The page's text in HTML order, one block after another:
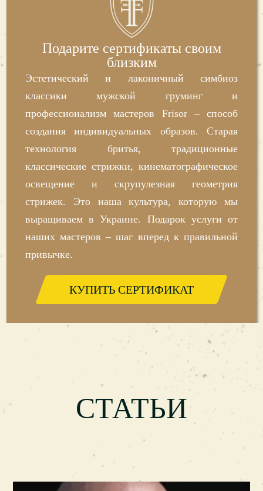
самом заведении остается очень приятная
атмосфера непринужденности. К каждому
мастеру можно обращаться на “ты”, ожидая в
ответ уважительного общения с улыбкой. Это
очень важно. Ведь по философии бренда
Frisor гости приходят не просто на стрижку в
профессиональному мастеру. Все мастера
знают своих клиентов и дорожат своей
репутацией.
Многие посетители приходят в
парикмахерскую Frisor в Запорожье, даже не
зная собственных предпочтений. Однако
стрижку с учетом формы головы,
других факторов. А еще они научат
правильно следить за волосами и бородой,
используя качественные уходовые средства.
Как записаться на стрижку в
барбершоп Запорожья (Frisor)?
Стать гостем барбершопа Frisor в Запорожье
очень просто. Для этого нужно лишь
позвонить по контактному номеру и
Подарите сертификаты своим
близким
Эстетический и лаконичный симбиоз
классики мужской груминг и
профессионализм мастеров Frisor – способ
создания индивидуальных образов. Старая
технология бритья, традиционные
классические стрижки, кинематографическое
освещение и скрупулезная геометрия
стрижек. Это наша культура, которую мы
выращиваем в Украине. Подарок услуги от
наших мастеров – шаг вперед к правильной
привычке.
КУПИТЬ СЕРТИФИКАТ
СТАТЬИ